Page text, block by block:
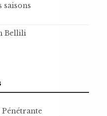
saisons
Bellili
Pénétrante